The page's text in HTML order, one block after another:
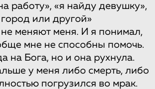
работу», «я найду девушку»,
город или другой»
не меняют меня. И я понимал,
мне не способны помочь.
на Бога, но и она рухнула.
у меня либо смерть, либо
погрузился во мрак.